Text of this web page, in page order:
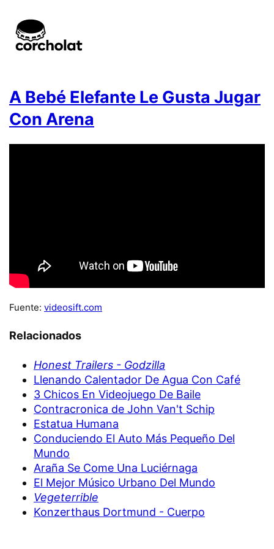
A Bebé Elefante Le Gusta Jugar
Con Arena
Fuente: videosift.com
Relacionados
Honest Trailers - Godzilla
Llenando Calentador De Agua Con Café
3 Chicos En Videojuego De Baile
Contracronica de John Van't Schip
Estatua Humana
Conduciendo El Auto Más Pequeño Del
Mundo
Araña Se Come Una Luciérnaga
El Mejor Músico Urbano Del Mundo
Vegeterrible
Konzerthaus Dortmund - Cuerpo